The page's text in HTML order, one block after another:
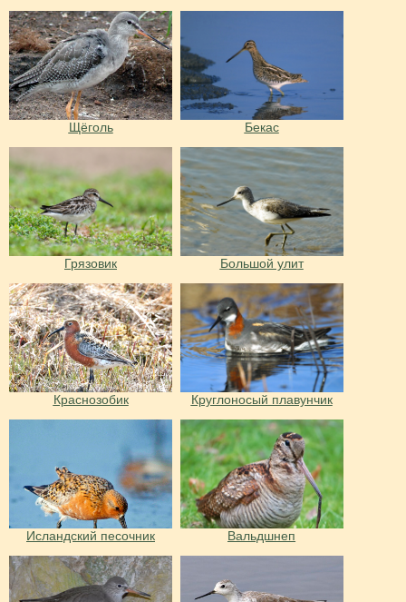
Щёголь Бекас
Грязовик Большой улит
Краснозобик Круглоносый плавунчик
Исландский песочник Вальдшнеп